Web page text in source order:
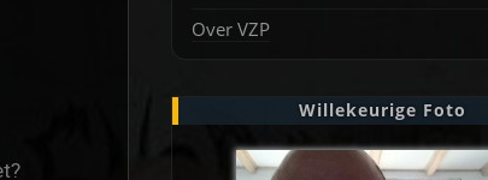
Over VZP
Willekeurige Foto